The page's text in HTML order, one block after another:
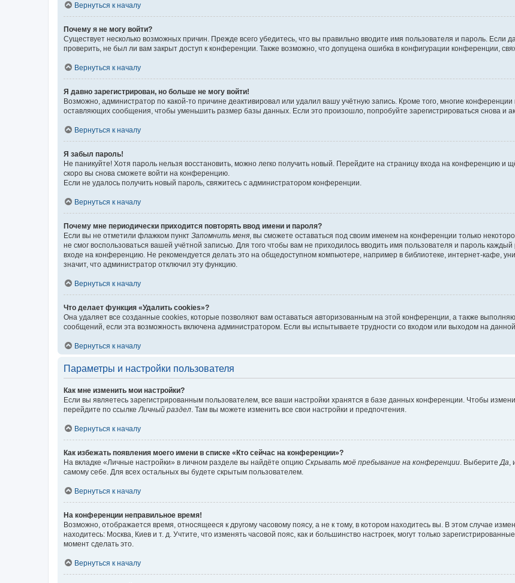
Вернуться к началу
Почему я не могу войти?
Существует несколько возможных причин. Прежде всего убедитесь, что вы правильно вводите имя пользователя и пароль. Если
проверить, не был ли вам закрыт доступ к конференции. Также возможно, что допущена ошибка в конфигурации конференции,
Вернуться к началу
Я давно зарегистрирован, но больше не могу войти!
Возможно, администратор по какой-то причине деактивировал или удалил вашу учётную запись. Кроме того, многие
оставляющих сообщения, чтобы уменьшить размер базы данных. Если это произошло, попробуйте зарегистрироваться снова и
Вернуться к началу
Я забыл пароль!
Не паникуйте! Хотя пароль нельзя восстановить, можно легко получить новый. Перейдите на страницу входа на конференцию и
скоро вы снова сможете войти на конференцию.
Если не удалось получить новый пароль, свяжитесь с администратором конференции.
Вернуться к началу
Почему мне периодически приходится повторять ввод имени и пароля?
Если вы не отметили флажком пункт Запомнить меня , вы сможете оставаться под своим именем на конференции только
не смог воспользоваться вашей учётной записью. Для того чтобы вам не приходилось вводить имя пользователя и пароль
входе на конференцию. Не рекомендуется делать это на общедоступном компьютере, например в библиотеке, интернет-кафе,
значит, что администратор отключил эту функцию.
Вернуться к началу
Что делает функция «Удалить cookies»?
Она удаляет все созданные cookies, которые позволяют вам оставаться авторизованным на этой конференции, а также
сообщений, если эта возможность включена администратором. Если вы испытываете трудности со входом или выходом на
Вернуться к началу
Параметры и настройки пользователя
Как мне изменить мои настройки?
Если вы являетесь зарегистрированным пользователем, все ваши настройки хранятся в базе данных конференции. Чтобы
перейдите по ссылке Личный раздел . Там вы можете изменить все свои настройки и предпочтения.
Вернуться к началу
Как избежать появления моего имени в списке «Кто сейчас на конференции»?
На вкладке «Личные настройки» в личном разделе вы найдёте опцию Скрывать моё пребывание на конференции . Выберите Да
самому себе. Для всех остальных вы будете скрытым пользователем.
Вернуться к началу
На конференции неправильное время!
Возможно, отображается время, относящееся к другому часовому поясу, а не к тому, в котором находитесь вы. В этом случае
находитесь: Москва, Киев и т. д. Учтите, что изменять часовой пояс, как и большинство настроек, могут только
момент сделать это.
Вернуться к началу